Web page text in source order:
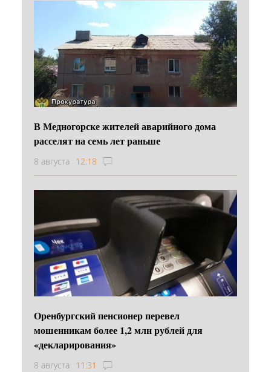
В Медногорске жителей аварийного дома
расселят на семь лет раньше
8 августа 12:18
Оренбургский пенсионер перевел
мошенникам более 1,2 млн рублей для
«декларирования»
8 августа 11:31